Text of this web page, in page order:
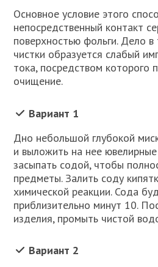
Основное условие этого
непосредственный контакт
поверхностью фольги. Дело
чистки образуется слабый
тока, посредством которого
очищение.
Вариант 1
Дно небольшой глубокой
и выложить на нее
засыпать содой, чтобы
предметы. Залить соду
химической реакции. Сода
приблизительно минут 10.
изделия, промыть чистой
Вариант 2